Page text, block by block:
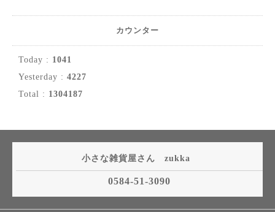
カウンター
Today : 1041
Yesterday : 4227
Total : 1304187
小さな雑貨屋さん zukka
0584-51-3090